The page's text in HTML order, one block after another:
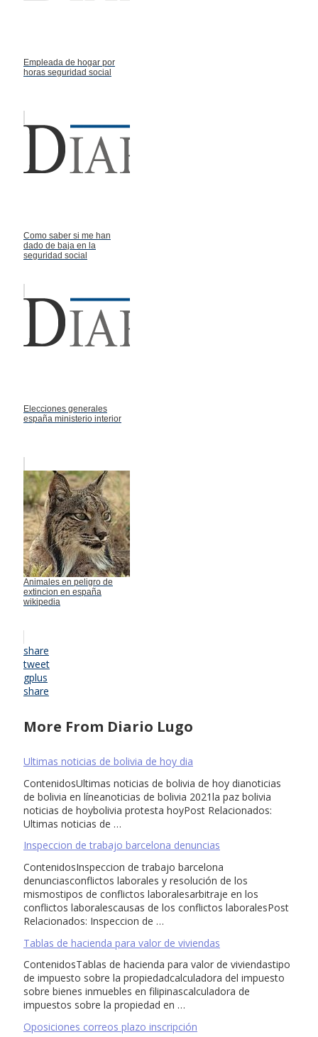
Empleada de hogar por
horas seguridad social
Como saber si me han
dado de baja en la
seguridad social
Elecciones generales
españa ministerio interior
Animales en peligro de
extincion en españa
wikipedia
share
tweet
gplus
share
More From Diario Lugo
Ultimas noticias de bolivia de hoy dia
ContenidosUltimas noticias de bolivia de hoy dianoticias
de bolivia en líneanoticias de bolivia 2021la paz bolivia
noticias de hoybolivia protesta hoyPost Relacionados:
Ultimas noticias de …
Inspeccion de trabajo barcelona denuncias
ContenidosInspeccion de trabajo barcelona
denunciasconflictos laborales y resolución de los
mismostipos de conflictos laboralesarbitraje en los
conflictos laboralescausas de los conflictos laboralesPost
Relacionados: Inspeccion de …
Tablas de hacienda para valor de viviendas
ContenidosTablas de hacienda para valor de viviendastipo
de impuesto sobre la propiedadcalculadora del impuesto
sobre bienes inmuebles en filipinascalculadora de
impuestos sobre la propiedad en …
Oposiciones correos plazo inscripción